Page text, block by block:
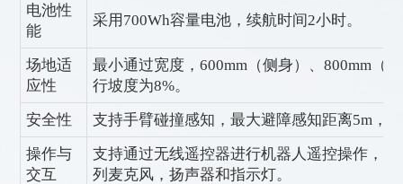
电池性
能
采用700Wh容量电池，续航时间2小时。
场地适
应性
最小通过宽度，600mm（侧身）、800mm（
行坡度为8%。
安全性
支持手臂碰撞感知，最大避障感知距离5m，
操作与
交互
支持通过无线遥控器进行机器人遥控操作，
列麦克风，扬声器和指示灯。